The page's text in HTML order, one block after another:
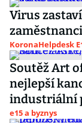
Virus
KoronaHelpdesk
Soutěž Art
nejlepší
industriální
e15 a byznys